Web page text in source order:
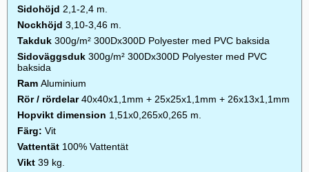
Sidohöjd 2,1-2,4 m.
Nockhöjd 3,10-3,46 m.
Takduk 300g/m² 300Dx300D Polyester med PVC baksida
Sidoväggsduk 300g/m² 300Dx300D Polyester med PVC
baksida
Ram Aluminium
Rör / rördelar40x40x1,1mm + 25x25x1,1mm + 26x13x1,1mm
Hopvikt dimension 1,51x0,265x0,265 m.
Färg: Vit
Vattentät 100% Vattentät
Vikt 39 kg.